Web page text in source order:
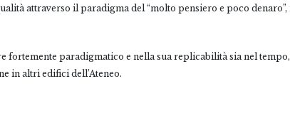
attraverso il paradigma del “molto pensiero e poco
fortemente paradigmatico e nella sua replicabilità sia nel
in altri edifici dell’Ateneo.